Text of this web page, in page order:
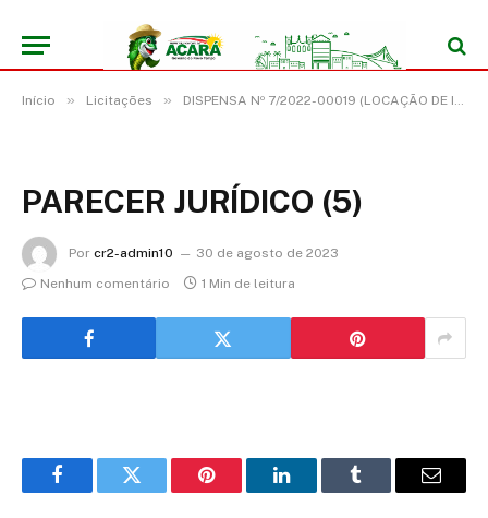
Início » Licitações » DISPENSA Nº 7/2022-00019 (LOCAÇÃO DE IMÓVEL PARA FINS NÃO RESIDENCIAIS PARA O FUNCIONAMENTO DA CASA DOS CONSELHOS LOCALIZADA NA TRAVESSA GENIPAUBA, 382 BAIRRO ALEGRIA ACARÁ/PA, DESTINADA A ATENDER AS NECESSIDADES DA SECRETARIA DE ADMINISTRAÇÃO DO MUNICÍPIO DE ACARÁ/PA)
PARECER JURÍDICO (5)
Por cr2-admin10
30 de agosto de 2023
Nenhum comentário
1 Min de leitura
FacebookTwitter Pinterest LinkedInTumblr
E-